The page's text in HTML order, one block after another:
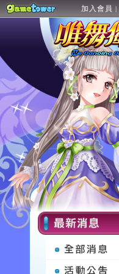
加入會員 |